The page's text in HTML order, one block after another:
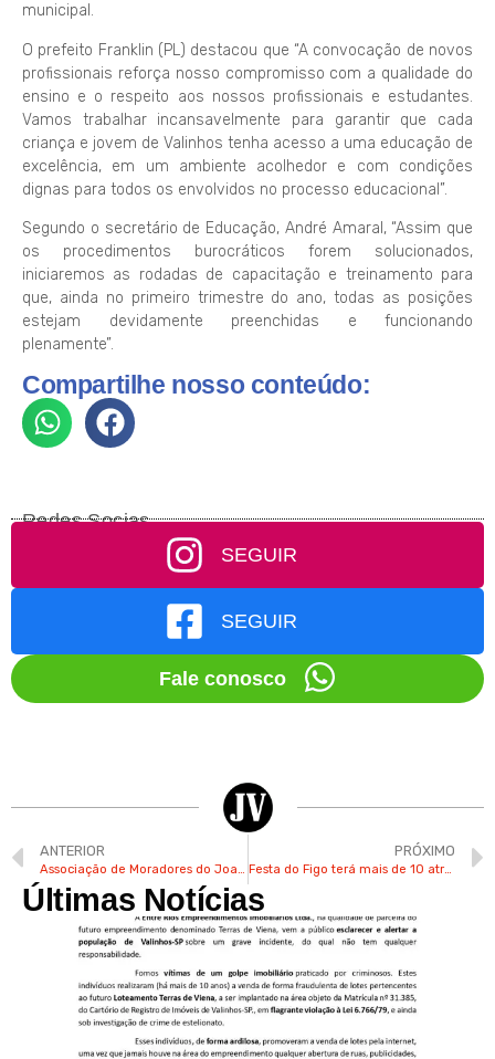
municipal.
O prefeito Franklin (PL) destacou que “A convocação de novos
profissionais reforça nosso compromisso com a qualidade do
ensino e o respeito aos nossos profissionais e estudantes.
Vamos trabalhar incansavelmente para garantir que cada
criança e jovem de Valinhos tenha acesso a uma educação de
excelência, em um ambiente acolhedor e com condições
dignas para todos os envolvidos no processo educacional”.
Segundo o secretário de Educação, André Amaral, “Assim que
os procedimentos burocráticos forem solucionados,
iniciaremos as rodadas de capacitação e treinamento para
que, ainda no primeiro trimestre do ano, todas as posições
estejam devidamente preenchidas e funcionando
plenamente”.
Compartilhe nosso conteúdo:
Redes Socias
SEGUIR
SEGUIR
Fale conosco
ANTERIOR PRÓXIMO
Festa do Figo terá mais de 10 atrações na Tenda do Rock neste último final de semana
Últimas Notícias